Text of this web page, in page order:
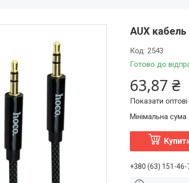
AUX кабель
Готово до
Код: 2543
63,87 ₴
Показати оптові
Мінімальна
+380 (63) 151-46-